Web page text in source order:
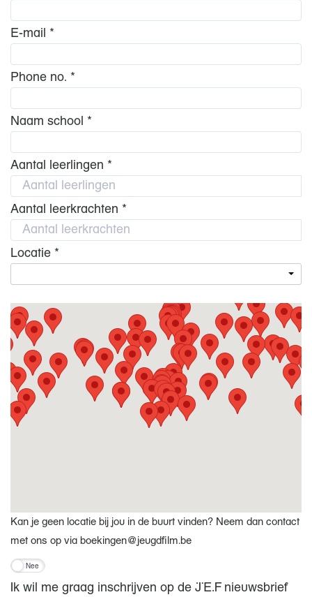
E-mail *
Phone no. *
Naam school *
Aantal leerlingen *
Aantal leerkrachten *
Locatie *
Kan je geen locatie bij jou in de buurt vinden? Neem dan contact
met ons op via boekingen@jeugdfilm.be
Nee
Ik wil me graag inschrijven op de JEF nieuwsbrief